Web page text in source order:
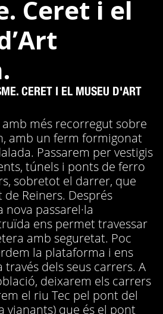
Ceret i el
CERET I EL MUSEU D'ART
més recorregut sobre
amb un ferm formigonat
Passarem per vestigis
túnels i ponts de ferro
sobretot el darrer, que
Reiners. Després
nova passarel·la
ens permet travessar
amb seguretat. Poc
la plataforma i ens
través dels seus carrers. A
deixarem els carrers
el riu Tec pel pont del
vianants) que és el pont